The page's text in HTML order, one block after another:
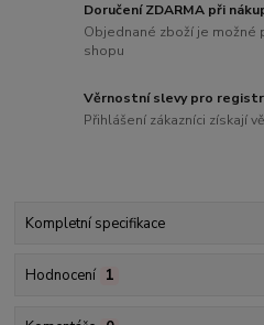
Doručení ZDARMA při
Objednané zboží je možné
shopu
Věrnostní slevy pro
Přihlášení zákazníci získají
Kompletní specifikace
Hodnocení 1